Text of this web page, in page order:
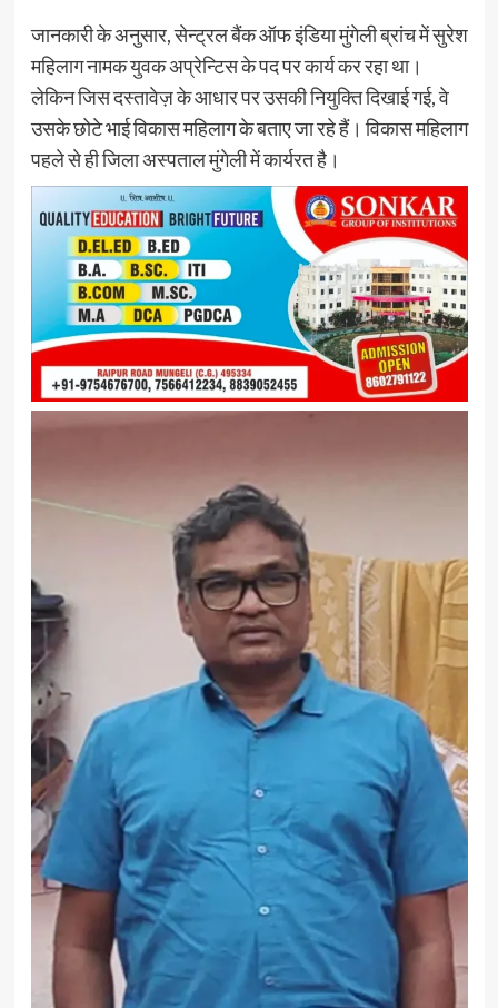
जानकारी के अनुसार, सेन्ट्रल बैंक ऑफ इंडिया मुंगेली ब्रांच में सुरेश
महिलाग नामक युवक अप्रेन्टिस के पद पर कार्य कर रहा था।
लेकिन जिस दस्तावेज़ के आधार पर उसकी नियुक्ति दिखाई गई, वे
उसके छोटे भाई विकास महिलाग के बताए जा रहे हैं। विकास महिलाग
पहले से ही जिला अस्पताल मुंगेली में कार्यरत है।